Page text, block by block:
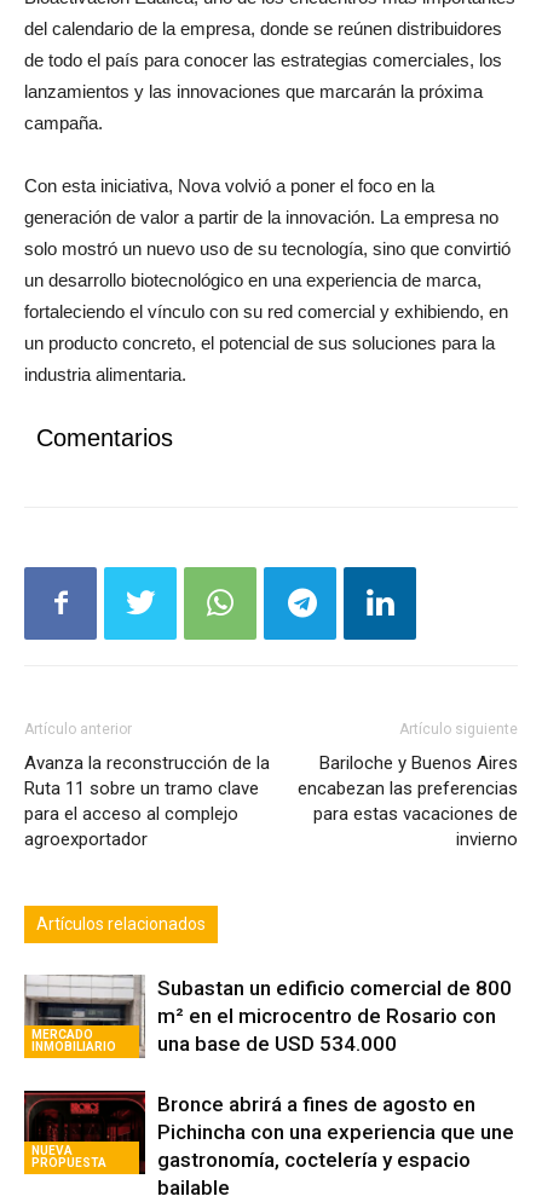
del calendario de la empresa, donde se reúnen distribuidores
de todo el país para conocer las estrategias comerciales, los
lanzamientos y las innovaciones que marcarán la próxima
campaña.
Con esta iniciativa, Nova volvió a poner el foco en la
generación de valor a partir de la innovación. La empresa no
solo mostró un nuevo uso de su tecnología, sino que convirtió
un desarrollo biotecnológico en una experiencia de marca,
fortaleciendo el vínculo con su red comercial y exhibiendo, en
un producto concreto, el potencial de sus soluciones para la
industria alimentaria.
Comentarios
Artículo anterior
Avanza la reconstrucción de la
Ruta 11 sobre un tramo clave
para el acceso al complejo
agroexportador
Artículo siguiente
Bariloche y Buenos Aires
encabezan las preferencias
para estas vacaciones de
invierno
Artículos relacionados
MERCADO
INMOBILIARIO
Subastan un edificio comercial de 800
m² en el microcentro de Rosario con
una base de USD 534.000
NUEVA
PROPUESTA
Bronce abrirá a fines de agosto en
Pichincha con una experiencia que une
gastronomía, coctelería y espacio
bailable